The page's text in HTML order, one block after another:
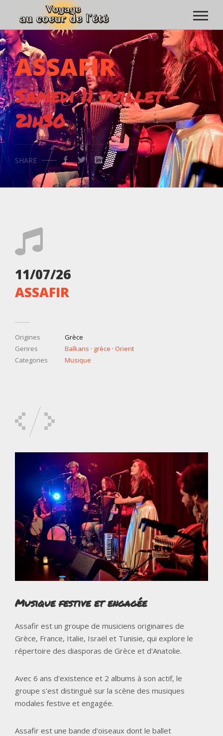
ASSAFIR
Samedi 11 juillet -
21h30
SHARE
11/07/26
ASSAFIR
Origines
Grèce
Genres
Balkans · grèce · Orient
Categories
Musique
Musique festive et engagée
Assafir est un groupe de musiciens originaires de
Grèce, France, Italie, Israël et Tunisie, qui explore le
répertoire des diasporas de Grèce et d'Anatolie.
Avec 6 ans d'existence et 2 albums à son actif, le
groupe s'est distingué sur la scène des musiques
modales festive et engagée.
Assafir est une bande d'oiseaux dont le ballet